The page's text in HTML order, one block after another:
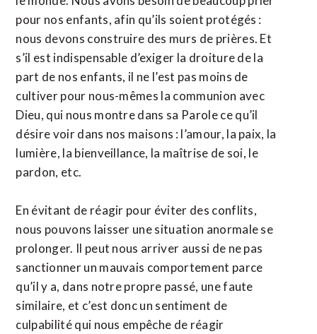
pour nos enfants, afin qu’ils soient protégés :
nous devons construire des murs de prières. Et
s’il est indispensable d’exiger la droiture de la
part de nos enfants, il ne l’est pas moins de
cultiver pour nous-mêmes la communion avec
Dieu, qui nous montre dans sa Parole ce qu’il
désire voir dans nos maisons : l’amour, la paix, la
lumière, la bienveillance, la maîtrise de soi, le
pardon, etc.
En évitant de réagir pour éviter des conflits,
nous pouvons laisser une situation anormale se
prolonger. Il peut nous arriver aussi de ne pas
sanctionner un mauvais comportement parce
qu’il y a, dans notre propre passé, une faute
similaire, et c’est donc un sentiment de
culpabilité qui nous empêche de réagir